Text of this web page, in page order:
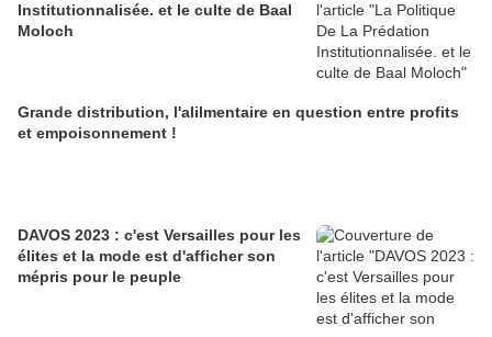
Institutionnalisée. et le culte de Baal
Moloch
Grande distribution, l'alilmentaire en question entre profits
et empoisonnement !
DAVOS 2023 : c'est Versailles pour les
élites et la mode est d'afficher son
mépris pour le peuple